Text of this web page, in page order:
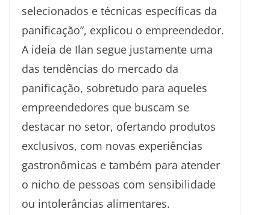
selecionados e técnicas específicas da
panificação”, explicou o empreendedor.
A ideia de Ilan segue justamente uma
das tendências do mercado da
panificação, sobretudo para aqueles
empreendedores que buscam se
destacar no setor, ofertando produtos
exclusivos, com novas experiências
gastronômicas e também para atender
o nicho de pessoas com sensibilidade
ou intolerâncias alimentares.